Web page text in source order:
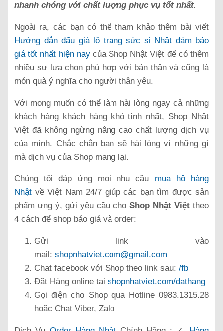
nhanh chóng với chất lượng phục vụ tốt nhất.
Ngoài ra, các bạn có thể tham khảo thêm bài viết
Hướng dẫn đấu giá lô trang sức si Nhật đảm bảo
giá tốt nhất hiện naycủa Shop Nhật Việt để có thêm
nhiều sự lựa chọn phù hợp với bản thân và cũng là
món quà ý nghĩa cho người thân yêu.
Với mong muốn có thể làm hài lòng ngay cả những
khách hàng khách hàng khó tính nhất, Shop Nhật
Việt đã không ngừng nâng cao chất lượng dịch vụ
của mình. Chắc chắn bạn sẽ hài lòng vì những gì
mà dịch vụ của Shop mang lại.
Chúng tôi đáp ứng mọi nhu cầu mua hộ hàng
Nhật về Việt Nam 24/7 giúp các bạn tìm được sản
phẩm ưng ý, gửi yêu cầu cho Shop Nhật Việt theo
4 cách để shop báo giá và order:
Gửi link vào
mail: shopnhatviet.com@gmail.com
Chat facebook với Shop theo link sau: /fb
Đặt Hàng online tại shopnhatviet.com/dathang
Gọi điện cho Shop qua Hotline 0983.1315.28
hoặc Chat Viber, Zalo